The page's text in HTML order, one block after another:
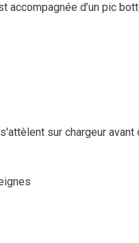
d’un pic
sur chargeur